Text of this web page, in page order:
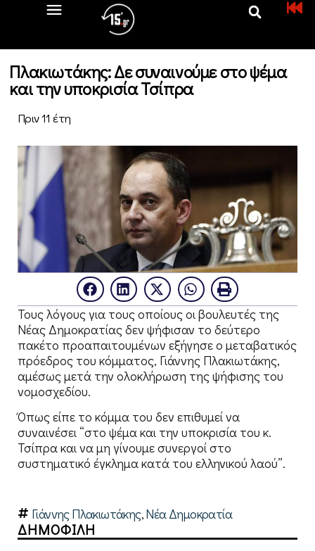
Πλακιωτάκης: Δε συναινούμε στο ψέμα
και την υποκρισία Τσίπρα
Πριν 11 έτη
Τους λόγους για τους οποίους οι βουλευτές της
Νέας Δημοκρατίας δεν ψήφισαν το δεύτερο
πακέτο προαπαιτουμένων εξήγησε ο μεταβατικός
πρόεδρος του κόμματος, Γιάννης Πλακιωτάκης,
αμέσως μετά την ολοκλήρωση της ψήφισης του
νομοσχεδίου.
Όπως είπε το κόμμα του δεν επιθυμεί να
συναινέσει “στο ψέμα και την υποκρισία του κ.
Τσίπρα και να μη γίνουμε συνεργοί στο
συστηματικό έγκλημα κατά του ελληνικού λαού”.
Γιάννης Πλακιωτάκης,Νέα Δημοκρατία
ΔΗΜΟΦΙΛΗ